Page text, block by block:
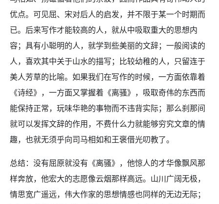
优点。可见屈、宋对后人的启发，并不限于某一个时期而
已。后来写作才能较高的人，就从中吸取重大的思想内
容；具有小聪明的人，就学到些美丽的文辞；一般阅读的
人，喜欢其中关于山水的描写；比较幼稚的人，只留连于
美人芳草的比喻。如果我们在写作的时候，一方面依靠着
《诗经》，一方面又掌握着《离骚》，吸取奇伟的东西而
能保持正常，玩味华艳的事物而不违背实际；那么刹那间
就可以发挥文辞的作用，不费什么力就能够穷究文章的情
趣，也就无须乎向司马相如和王褒借光叨教了。
总结：没有屈原就没有《离骚》，他惊人的才华像飘风那
样奔放，他宏大的志愿像云烟那样高远。山川广阔无极，
情思宽广遥远，伟大作家的思想情感也同样的无边无际；